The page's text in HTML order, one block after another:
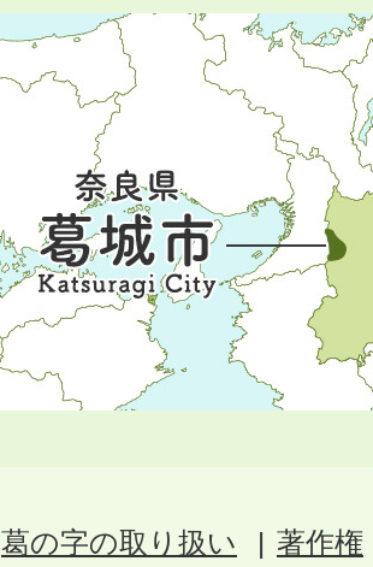
葛の字の取り扱い
著作権